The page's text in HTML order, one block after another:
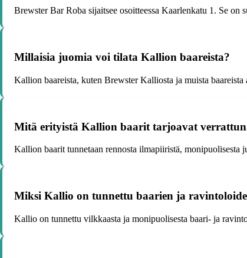
Brewster Bar Roba sijaitsee osoitteessa Kaarlenkatu 1. Se on
Millaisia juomia voi tilata Kallion baareista?
Kallion baareista, kuten Brewster Kalliosta ja muista
Mitä erityistä Kallion baarit tarjoavat
Kallion baarit tunnetaan rennosta ilmapiiristä, monipuolisesta
Miksi Kallio on tunnettu baarien ja
Kallio on tunnettu vilkkaasta ja monipuolisesta baari- ja